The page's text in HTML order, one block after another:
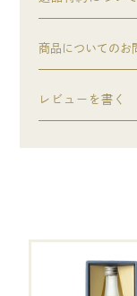
商品についてのお
レビューを書く